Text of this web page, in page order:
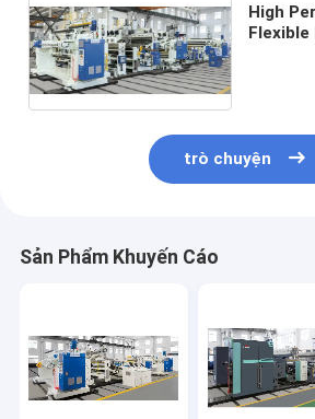
High
Flexible
trò chuyện
Sản Phẩm Khuyến Cáo